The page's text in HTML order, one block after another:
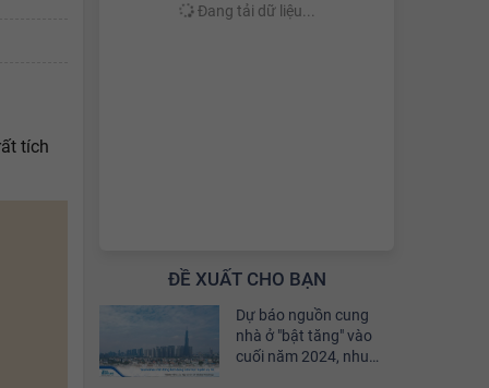
Đang tải dữ liệu...
ĐỀ XUẤT CHO BẠN
Dự báo nguồn cung
nhà ở "bật tăng" vào
cuối năm 2024, nhu
tích